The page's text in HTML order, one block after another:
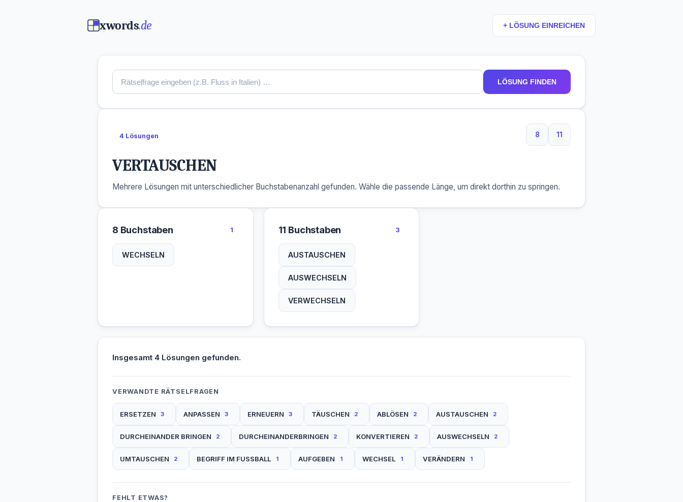
xwords.de + LÖSUNG EINREICHEN
LÖSUNG FINDEN
4 Lösungen 8
8 Buchstaben
11
11 Buchstaben
VERTAUSCHEN
Mehrere Lösungen mit unterschiedlicher Buchstabenanzahl gefunden. Wähle die passende Länge, um direkt dorthin zu springen.
8 Buchstaben 1
WECHSELN
11 Buchstaben 3
AUSTAUSCHEN
AUSWECHSELN
VERWECHSELN
Insgesamt 4 Lösungen gefunden.
VERWANDTE RÄTSELFRAGEN
ERSETZEN 3 ANPASSEN 3 ERNEUERN 3 TÄUSCHEN 2 ABLÖSEN 2 AUSTAUSCHEN 2
DURCHEINANDER BRINGEN 2 DURCHEINANDERBRINGEN 2 KONVERTIEREN 2 AUSWECHSELN 2
UMTAUSCHEN 2 BEGRIFF IM FUSSBALL 1 AUFGEBEN 1 WECHSEL 1 VERÄNDERN 1
FEHLT ETWAS?